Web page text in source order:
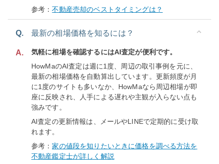
参考：不動産売却のベストタイミングは？
Q. 最新の相場価格を知るには？
A.
気軽に相場を確認するにはAI査定が便利です。
HowMaのAI査定は週に1度、周辺の取引事例を元に、
最新の相場価格を自動算出しています。更新頻度が月
に1度のサイトも多いなか、HowMaなら周辺相場が即
座に反映され、人手による遅れや主観が入らない点も
強みです。
AI査定の更新情報は、メールやLINEで定期的に受け取
れます。
参考：家の値段を知りたいときに価格を調べる方法を
不動産鑑定士が詳しく解説